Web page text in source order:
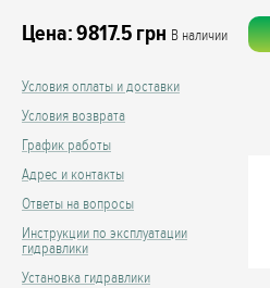
Цена:9817.5 грн В наличии
Условия оплаты и доставки
Условия возврата
График работы
Адрес и контакты
Ответы на вопросы
Инструкции по эксплуатации
гидравлики
Установка гидравлики